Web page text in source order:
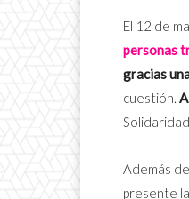
El 12 de
personas
gracias
cuestión.
Además
presente